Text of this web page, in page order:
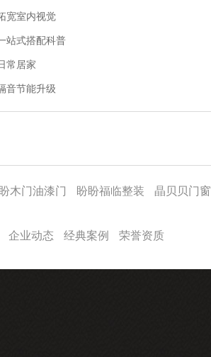
宽室内视觉
站式搭配科普
常居家
音节能升级
木门油漆门 盼盼福临整装 晶贝贝门窗
企业动态 经典案例 荣誉资质